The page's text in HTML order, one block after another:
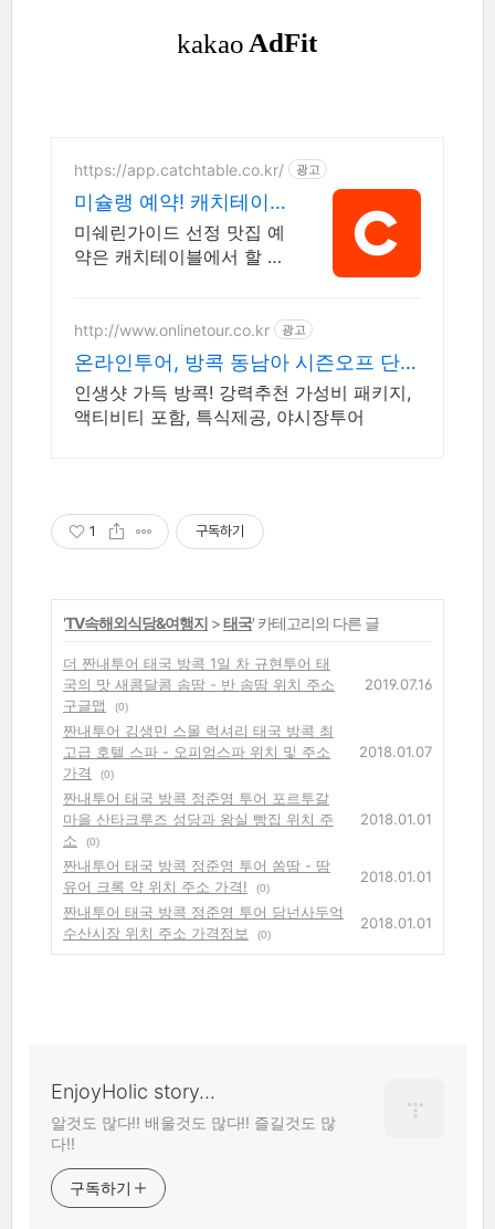
https://app.catchtable.co.kr/ 광고
미슐랭 예약! 캐치테이
블에서 할 수 있어요
미쉐린가이드 선정 맛집 예
약은 캐치테이블에서 할 수
http://www.onlinetour.co.kr 광고
온라인투어, 방콕 동남아 시즌오프 단독
혜택!
인생샷 가득 방콕! 강력추천 가성비 패키지,
액티비티 포함, 특식제공, 야시장투어
1 구독하기
'TV속해외식당&여행지 >태국' 카테고리의 다른 글
더 짠내투어 태국 방콕 1일 차 규현투어 태
국의 맛 새콤달콤 솜땀 - 반 솜땀 위치 주소
구글맵
(0)
2019.07.16
짠내투어 김생민 스몰 럭셔리 태국 방콕 최
고급 호텔 스파 - 오피엄스파 위치 및 주소
가격
(0)
2018.01.07
짠내투어 태국 방콕 정준영 투어 포르투갈
마을 산타크루즈 성당과 왕실 빵집 위치 주
소
(0)
2018.01.01
짠내투어 태국 방콕 정준영 투어 쏨땀 - 땀
유어 크록 약 위치 주소 가격!
(0)
2018.01.01
짠내투어 태국 방콕 정준영 투어 담넌사두억
수산시장 위치 주소 가격정보
(0)
2018.01.01
EnjoyHolic story...
알것도 많다!! 배울것도 많다!! 즐길것도 많
다!!
구독하기